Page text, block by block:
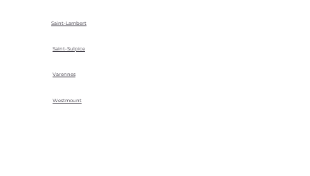
Saint-Lambert
Saint-Sulpice
Varennes
Westmount